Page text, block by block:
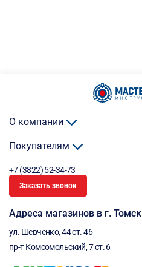
О компании
Покупателям
+7 (3822) 52-34-73
Заказать звонок
Адреса магазинов в г. Томск
ул. Шевченко, 44 ст. 46
пр-т Комсомольский, 7 ст. 6